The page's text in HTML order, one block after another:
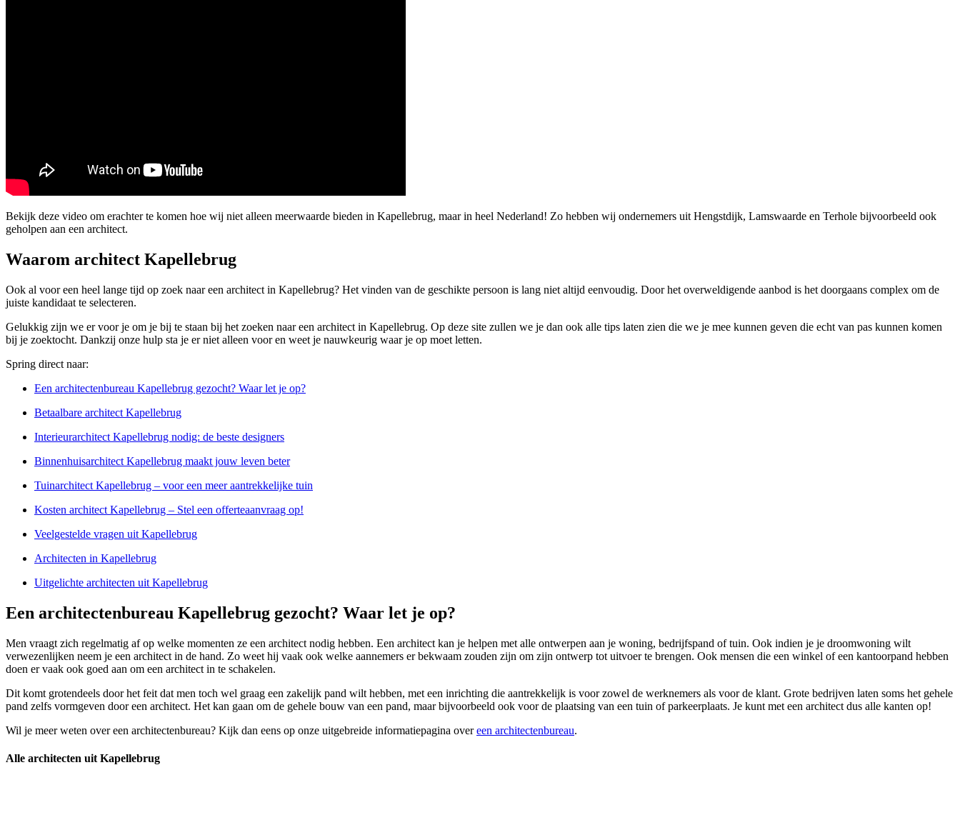
Bekijk deze video om erachter te komen hoe wij niet alleen meerwaarde bieden in Kapellebrug, maar in heel Nederland! Zo hebben wij ondernemers uit Hengstdijk, Lamswaarde en Terhole bijvoorbeeld ook
geholpen aan een architect.
Waarom architect Kapellebrug
Ook al voor een heel lange tijd op zoek naar een architect in Kapellebrug? Het vinden van de geschikte persoon is lang niet altijd eenvoudig. Door het overweldigende aanbod is het doorgaans complex om de
juiste kandidaat te selecteren.
Gelukkig zijn we er voor je om je bij te staan bij het zoeken naar een architect in Kapellebrug. Op deze site zullen we je dan ook alle tips laten zien die we je mee kunnen geven die echt van pas kunnen komen
bij je zoektocht. Dankzij onze hulp sta je er niet alleen voor en weet je nauwkeurig waar je op moet letten.
Spring direct naar:
Een architectenbureau Kapellebrug gezocht? Waar let je op?
Betaalbare architect Kapellebrug
Interieurarchitect Kapellebrug nodig: de beste designers
Binnenhuisarchitect Kapellebrug maakt jouw leven beter
Tuinarchitect Kapellebrug – voor een meer aantrekkelijke tuin
Kosten architect Kapellebrug – Stel een offerteaanvraag op!
Veelgestelde vragen uit Kapellebrug
Architecten in Kapellebrug
Uitgelichte architecten uit Kapellebrug
Een architectenbureau Kapellebrug gezocht? Waar let je op?
Men vraagt zich regelmatig af op welke momenten ze een architect nodig hebben. Een architect kan je helpen met alle ontwerpen aan je woning, bedrijfspand of tuin. Ook indien je je droomwoning wilt
verwezenlijken neem je een architect in de hand. Zo weet hij vaak ook welke aannemers er bekwaam zouden zijn om zijn ontwerp tot uitvoer te brengen. Ook mensen die een winkel of een kantoorpand hebben
doen er vaak ook goed aan om een architect in te schakelen.
Dit komt grotendeels door het feit dat men toch wel graag een zakelijk pand wilt hebben, met een inrichting die aantrekkelijk is voor zowel de werknemers als voor de klant. Grote bedrijven laten soms het gehele
pand zelfs vormgeven door een architect. Het kan gaan om de gehele bouw van een pand, maar bijvoorbeeld ook voor de plaatsing van een tuin of parkeerplaats. Je kunt met een architect dus alle kanten op!
Wil je meer weten over een architectenbureau? Kijk dan eens op onze uitgebreide informatiepagina overeen architectenbureau.
Alle architecten uit Kapellebrug